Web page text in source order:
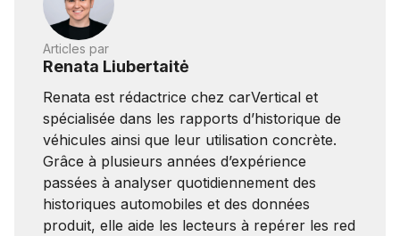
Articles par
Renata Liubertaitė
Renata est rédactrice chez carVertical et
spécialisée dans les rapports d’historique de
véhicules ainsi que leur utilisation concrète.
Grâce à plusieurs années d’expérience
passées à analyser quotidiennement des
historiques automobiles et des données
produit, elle aide les lecteurs à repérer les red